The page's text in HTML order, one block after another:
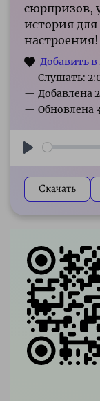
сюрпризов,
история
настроения!
— Слушать:
Play
Скачать